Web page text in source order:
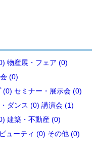
物産展・フェア (0)
(0)
(0) セミナー・展示会 (0)
ダンス (0) 講演会 (1)
建築・不動産 (0)
ビューティ (0) その他 (0)